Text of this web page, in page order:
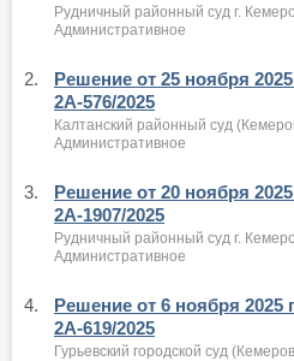
Рудничный районный суд г.
Административное
2.
Решение от 25 ноября
2А-576/2025
Калтанский районный суд
Административное
3.
Решение от 20 ноября
2А-1907/2025
Рудничный районный суд г.
Административное
4.
Решение от 6 ноября 2025
2А-619/2025
Гурьевский городской суд